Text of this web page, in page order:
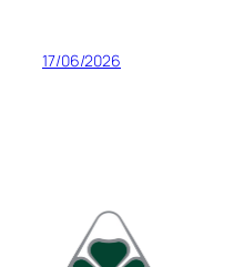
17/06/2026